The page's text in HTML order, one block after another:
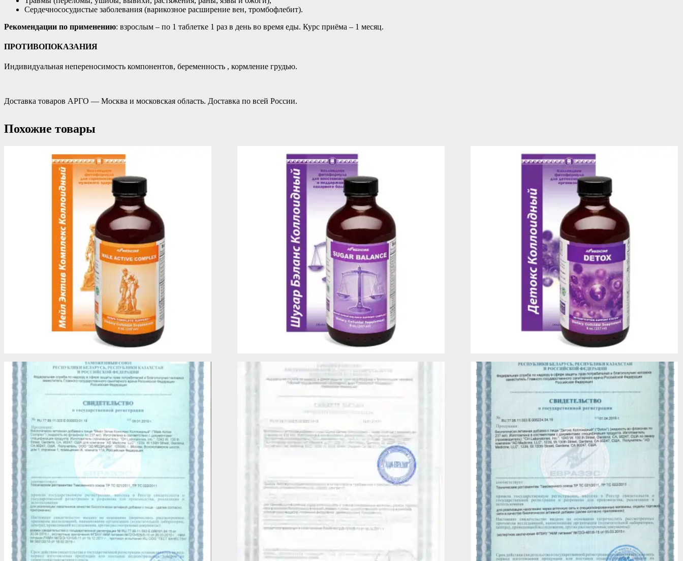
Сердечнососудистые заболевания (варикозное расширение вен, тромбофлебит).
Рекомендации по применению: взрослым – по 1 таблетке 1 раз в день во время еды. Курс приёма – 1 месяц.
ПРОТИВОПОКАЗАНИЯ
Индивидуальная непереносимость компонентов, беременность , кормление грудью.
Доставка товаров АРГО — Москва и московская область. Доставка по всей России.
Похожие товары